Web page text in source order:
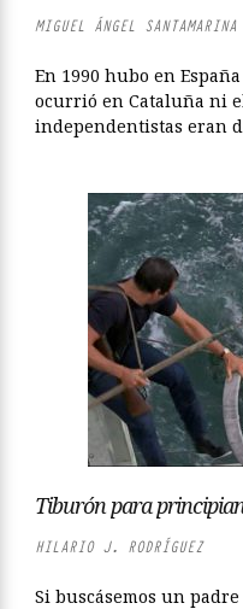
MIGUEL ÁNGEL SANTAMARINA
En 1990 hubo en
ocurrió en Cataluña ni el
independentistas eran
Tiburón para
HILARIO J. RODRÍGUEZ
Si buscásemos un